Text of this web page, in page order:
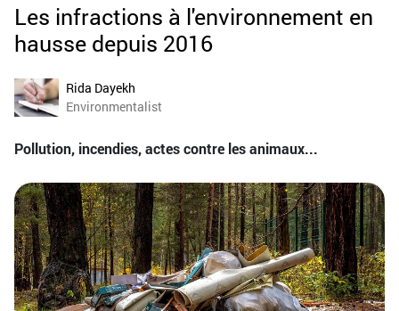
Les infractions à l'environnement en
hausse depuis 2016
Rida Dayekh
Environmentalist
Pollution, incendies, actes contre les animaux...